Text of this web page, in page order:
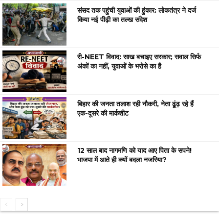
संसद तक पहुंची युवाओं की हुंकार: लोकतंत्र ने दर्ज
किया नई पीढ़ी का तल्ख संदेश
री-NEET विवाद: साख बचाइए सरकार; सवाल सिर्फ
अंकों का नहीं, युवाओं के भरोसे का है
बिहार की जनता तलाश रही नौकरी, नेता ढूंढ़ रहे हैं
एक-दूसरे की मार्कशीट
12 साल बाद नागमणि को याद आए पिता के सपने!
भाजपा में आते ही क्यों बदला नजरिया?